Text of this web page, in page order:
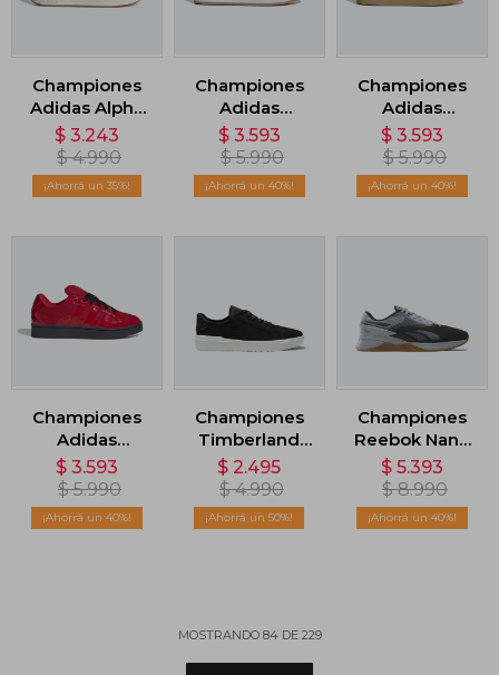
Championes
Adidas Alpha
00s - Rojo
$ 3.243
$ 4.990
35
Championes
Adidas
Campus 00s -
Blanco
$ 3.593
$ 5.990
40
Championes
Adidas
Campus 00s -
Negro
$ 3.593
$ 5.990
40
Championes
Adidas
Campus 00s
Beta - Rojo
$ 3.593
$ 5.990
40
Championes
Timberland
Low Lace Up -
Negro
$ 2.495
$ 4.990
50
Championes
Reebok Nano
X3 - Gris
$ 5.393
$ 8.990
40
MOSTRANDO 84DE 229